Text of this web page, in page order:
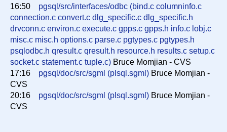
16:50
pgsql/src/interfaces/odbc (bind.c columninfo.c
connection.c convert.c dlg_specific.c dlg_specific.h
drvconn.c environ.c execute.c gpps.c gpps.h info.c lobj.c
misc.c misc.h options.c parse.c pgtypes.c pgtypes.h
psqlodbc.h qresult.c qresult.h resource.h results.c setup.c
socket.c statement.c tuple.c) Bruce Momjian - CVS
17:16
pgsql/doc/src/sgml (plsql.sgml) Bruce Momjian -
CVS
20:16
pgsql/doc/src/sgml (plsql.sgml) Bruce Momjian -
CVS